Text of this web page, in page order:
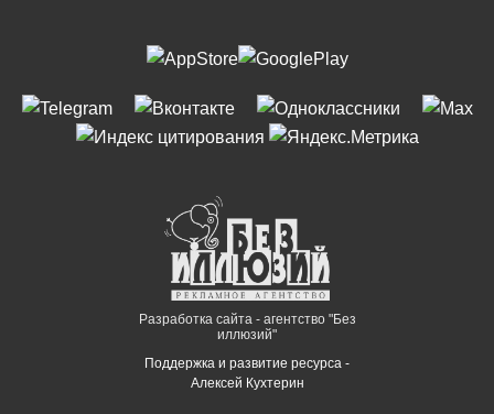
Разработка сайта - агентство "Без
иллюзий"
Поддержка и развитие ресурса -
Алексей Кухтерин